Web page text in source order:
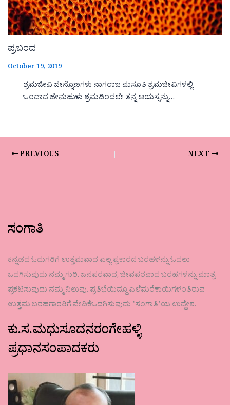
ಪ್ರಬಂದ
October 19, 2019
ಶ್ರಮಜೀವಿ ಜೇನ್ನೊಣಗಳು ನಾಗರಾಜ ಮಸೂತಿ ಶ್ರಮಜೀವಿಗಳಲ್ಲಿ
ಒಂದಾದ ಜೇನುಹುಳು ಶ್ರಮದಿಂದಲೇ ತನ್ನ ಆಯಸ್ಸನ್ನು…
PREVIOUS NEXT
ಸಂಗಾತಿ
ಕನ್ನಡದ ಓದುಗರಿಗೆ ಉತ್ತಮವಾದ ಎಲ್ಲ ಪ್ರಕಾರದ ಬರಹಳನ್ನು ಓದಲು
ಒದಗಿಸುವುದು ನಮ್ಮ ಗುರಿ. ಜನಪರವಾದ, ಜೀವಪರವಾದ ಬರಹಗಳನ್ನು ಮಾತ್ರ
ಪ್ರಕಟಿಸುವುದು ನಮ್ಮ ನಿಲುವು. ಪ್ರತಿಭೆಯಿದ್ದೂ ಎಲೆಮರೆಕಾಯಿಗಳಂತಿರುವ
ಉತ್ತಮ ಬರಹಗಾರರಿಗೆ ವೇದಿಕೆಒದಗಿಸುವುದು ʼಸಂಗಾತಿʼಯ ಉದ್ದೇಶ.
ಕು.ಸ.ಮಧುಸೂದನರಂಗೇಹಳ್ಳಿ
ಪ್ರಧಾನಸಂಪಾದಕರು